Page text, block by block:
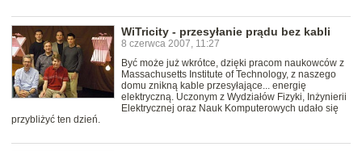
WiTricity - przesyłanie prądu bez kabli
8 czerwca 2007, 11:27
Być może już wkrótce, dzięki pracom naukowców z
Massachusetts Institute of Technology, z naszego
domu znikną kable przesyłające... energię
elektryczną. Uczonym z Wydziałów Fizyki, Inżynierii
Elektrycznej oraz Nauk Komputerowych udało się
przybliżyć ten dzień.